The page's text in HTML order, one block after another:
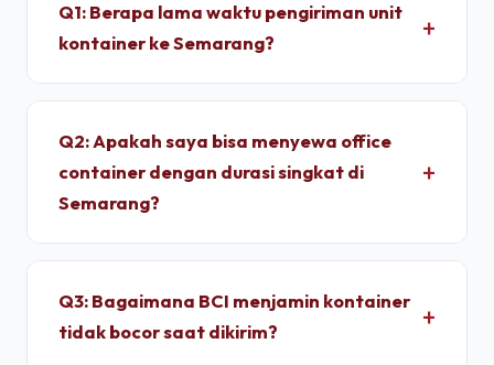
Q1: Berapa lama waktu pengiriman unit
kontainer ke Semarang?
Untuk wilayah Semarang, pengiriman standar dry
setelah proses administrasi selesai. Unit
dimobilisasi menggunakan armada truk trailer
langsung dari depo terpusat kami.
Q2: Apakah saya bisa menyewa office
container dengan durasi singkat di
Semarang?
Ya, kami melayani penyewaan bulanan dengan
progresif yang lebih ekonomis jika Anda
Q3: Bagaimana BCI menjamin kontainer
tidak bocor saat dikirim?